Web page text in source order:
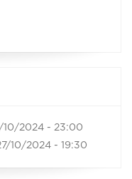
10/2024 - 23:00
10/2024 - 19:30